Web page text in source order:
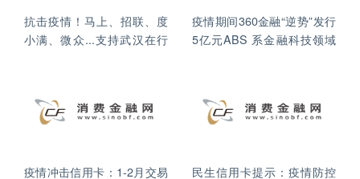
抗击疫情！马上、招联、度
小满、微众...支持武汉在行
疫情期间360金融“逆势”发行
5亿元ABS 系金融科技领域
疫情冲击信用卡：1-2月交易
民生信用卡提示：疫情防控